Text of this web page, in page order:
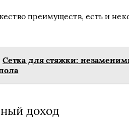
преимуществ, есть и
Сетка для стяжки:
доход